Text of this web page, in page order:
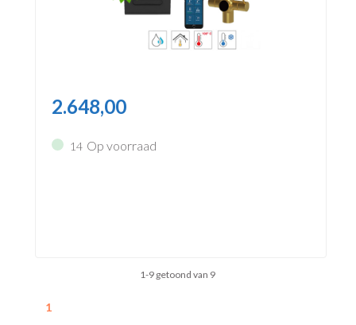
2.648,00
14 Op voorraad
1-9 getoond van 9
1